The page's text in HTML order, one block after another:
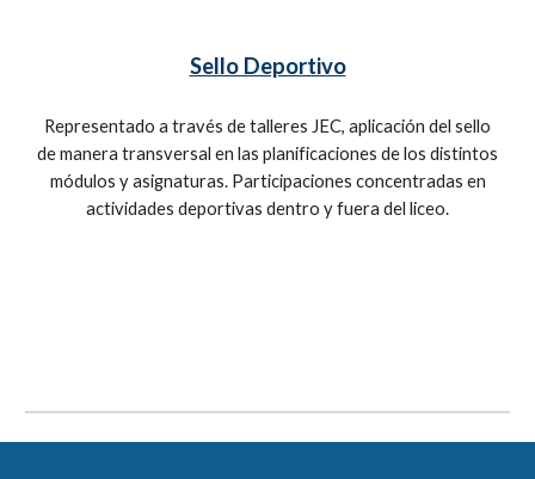
Sello Deportivo
Representado a través de talleres JEC, aplicación del sello
de manera transversal en las planificaciones de los distintos
módulos y asignaturas. Participaciones concentradas en
actividades deportivas dentro y fuera del liceo.